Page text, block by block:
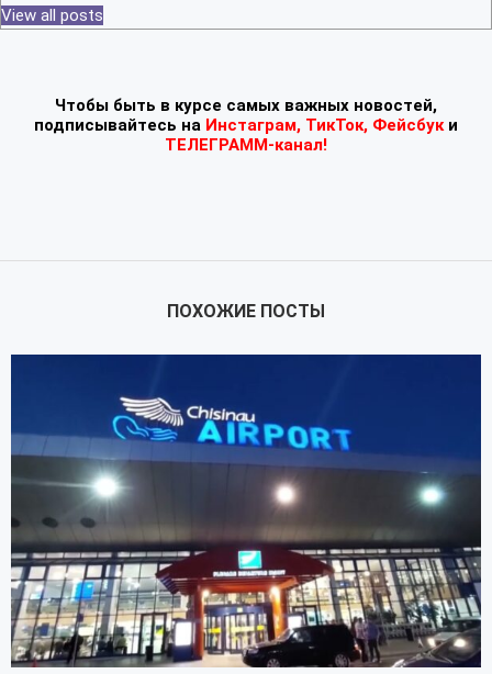
View all posts
Чтобы быть в курсе самых важных новостей,
подписывайтесь на Инстаграм, ТикТок, Фейсбук и
ТЕЛЕГРАММ-канал!
ПОХОЖИЕ ПОСТЫ